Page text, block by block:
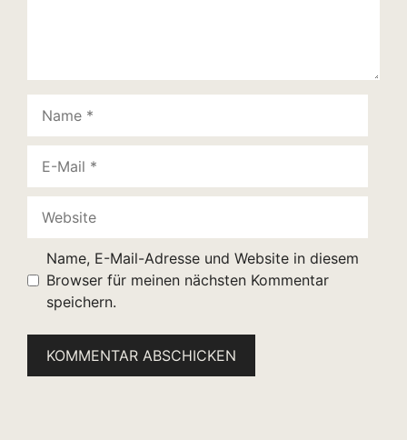
Mail
Name, E-Mail-Adresse und Website in diesem
Browser für meinen nächsten Kommentar
speichern.